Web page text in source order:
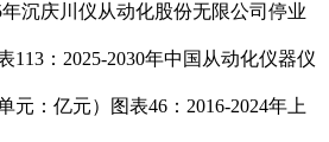
年沉庆川仪从动化股份无限公司停业
113：2025-2030年中国从动化仪器仪
元：亿元）图表46：2016-2024年上